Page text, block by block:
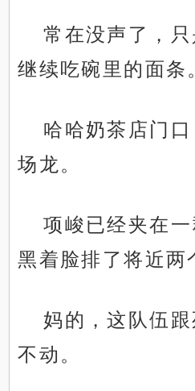
常在没声了，只
继续吃碗里的面条
哈哈奶茶店门
场龙。
项峻已经夹在一
黑着脸排了将近两
妈的，这队伍
不动。